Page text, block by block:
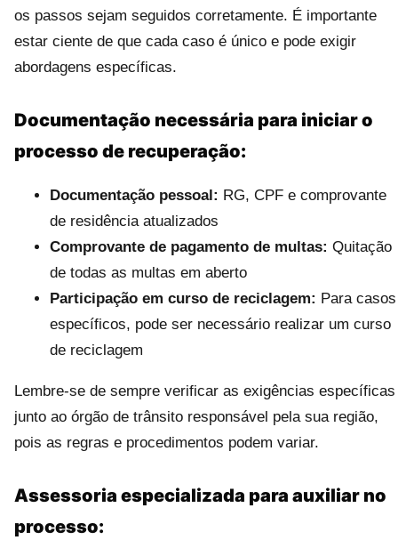
os passos sejam seguidos corretamente. É importante
estar ciente de que cada caso é único e pode exigir
abordagens específicas.
Documentação necessária para iniciar o
processo de recuperação:
Documentação pessoal: RG, CPF e comprovante
de residência atualizados
Comprovante de pagamento de multas: Quitação
de todas as multas em aberto
Participação em curso de reciclagem: Para casos
específicos, pode ser necessário realizar um curso
de reciclagem
Lembre-se de sempre verificar as exigências específicas
junto ao órgão de trânsito responsável pela sua região,
pois as regras e procedimentos podem variar.
Assessoria especializada para auxiliar no
processo: